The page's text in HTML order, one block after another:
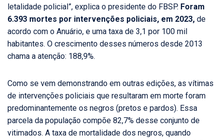
letalidade policial”, explica o presidente do FBSP. Foram
6.393 mortes por intervenções policiais, em 2023, de
acordo com o Anuário, e uma taxa de 3,1 por 100 mil
habitantes. O crescimento desses números desde 2013
chama a atenção: 188,9%.
Como se vem demonstrando em outras edições, as vítimas
de intervenções policiais que resultaram em morte foram
predominantemente os negros (pretos e pardos). Essa
parcela da população compõe 82,7% desse conjunto de
vitimados. A taxa de mortalidade dos negros, quando